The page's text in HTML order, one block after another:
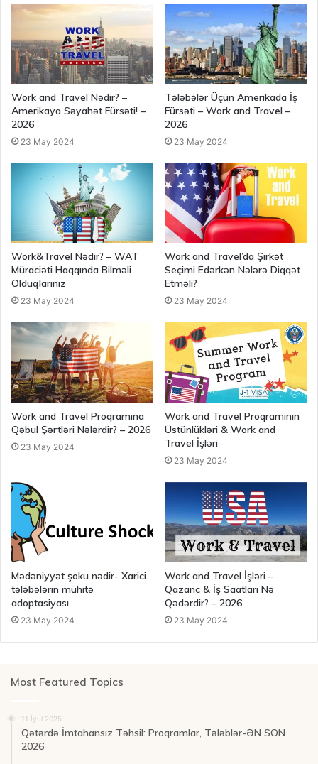
Work and Travel Nədir? –
Amerikaya Səyahət Fürsəti! –
2026
23 May 2024
Tələbələr Üçün Amerikada İş
Fürsəti – Work and Travel –
2026
23 May 2024
Work&Travel Nədir? – WAT
Müraciəti Haqqında Bilməli
Olduqlarınız
23 May 2024
Work and Travel’da Şirkət
Seçimi Edərkən Nələrə Diqqət
Etməli?
23 May 2024
Work and Travel Proqramına
Qəbul Şərtləri Nələrdir? – 2026
23 May 2024
Work and Travel Proqramının
Üstünlükləri & Work and
Travel İşləri
23 May 2024
Mədəniyyət şoku nədir- Xarici
tələbələrin mühitə
adoptasiyası
23 May 2024
Work and Travel İşləri –
Qazanc & İş Saatları Nə
Qədərdir? – 2026
23 May 2024
Most Featured Topics
11 İyul 2025
Qətərdə İmtahansız Təhsil: Proqramlar, Tələblər-ƏN SON
2026